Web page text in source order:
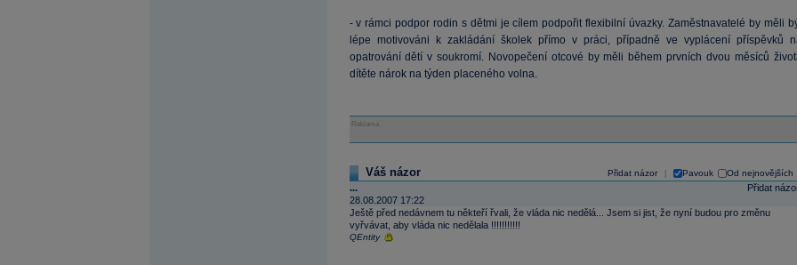
- v rámci podpor rodin s dětmi je cílem podpořit flexibilní úvazky. Zaměstnavatelé by měli
lépe motivováni k zakládání školek přímo v práci, případně ve vyplácení příspěvků
opatrování dětí v soukromí. Novopečení otcové by měli během prvních dvou měsíců
dítěte nárok na týden placeného volna.
Reklama
Přidat názor Pavouk Od nejnovějších
Váš názor
Přidat
...
28.08.2007 17:22
Ještě před nedávnem tu někteří řvali, že vláda nic nedělá... Jsem si jist, že nyní budou pro změnu
vyřvávat, aby vláda nic nedělala !!!!!!!!!!!
QEntity